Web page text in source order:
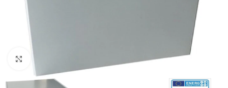
Κάντε κλικ για να μεγεθύνετε